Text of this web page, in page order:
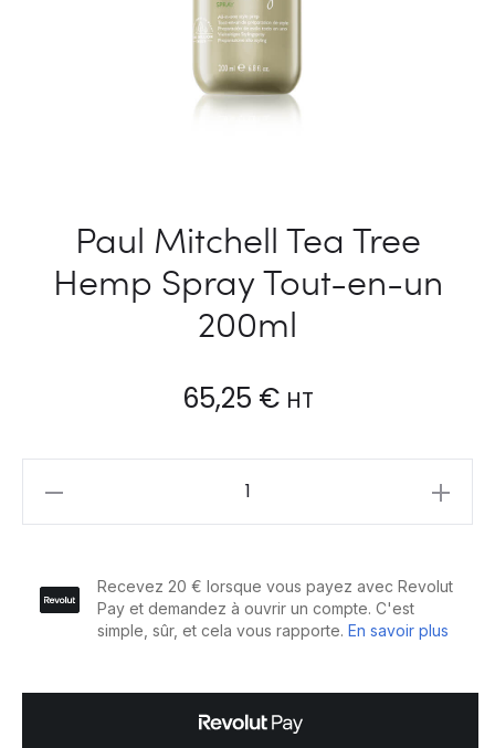
Paul Mitchell Tea Tree
Hemp Spray Tout-en-un
200ml
65,25 € HT
Hemp
en-